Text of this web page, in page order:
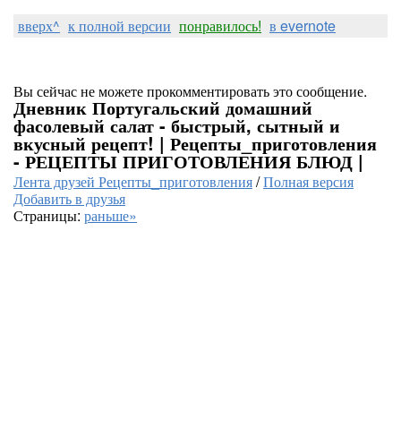
вверх^ к полной версии понравилось! в evernote
Вы сейчас не можете прокомментировать это сообщение.
Дневник Португальский домашний
фасолевый салат - быстрый, сытный и
вкусный рецепт! | Рецепты_приготовления
- РЕЦЕПТЫ ПРИГОТОВЛЕНИЯ БЛЮД |
Лента друзей Рецепты_приготовления/Полная версия
Добавить в друзья
Страницы: раньше»